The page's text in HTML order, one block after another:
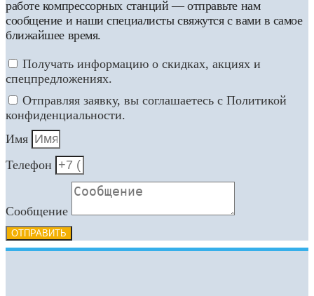
работе компрессорных станций — отправьте нам
сообщение и наши специалисты свяжутся с вами в самое
ближайшее время.
Получать информацию о скидках, акциях и
спецпредложениях.
Отправляя заявку, вы соглашаетесь с Политикой
конфиденциальности.
Имя
Телефон
Сообщение
ОТПРАВИТЬ